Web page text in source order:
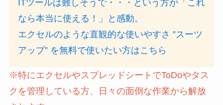
ITツールは難しそうで・・・という方が「これ
なら本当に使える！」と感動。
エクセルのような直観的な使いやすさ ”スーツ
アップ” を無料で使いたい方はこちら
※特にエクセルやスプレッドシートでToDoやタス
クを管理している方、日々の面倒な作業から解放